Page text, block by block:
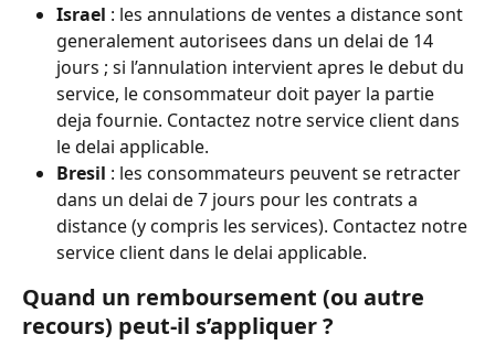
Israel : les annulations de ventes a distance sont
generalement autorisees dans un delai de 14
jours ; si l’annulation intervient apres le debut du
service, le consommateur doit payer la partie
deja fournie. Contactez notre service client dans
le delai applicable.
Bresil : les consommateurs peuvent se retracter
dans un delai de 7 jours pour les contrats a
distance (y compris les services). Contactez notre
service client dans le delai applicable.
Quand un remboursement (ou autre
recours) peut-il s’appliquer ?